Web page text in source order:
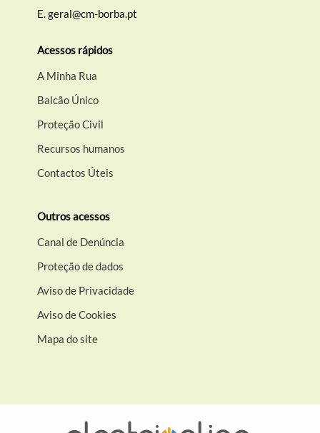
E.geral@cm-borba.pt
Acessos rápidos
A Minha Rua
Balcão Único
Proteção Civil
Recursos humanos
Contactos Úteis
Outros acessos
Canal de Denúncia
Proteção de dados
Aviso de Privacidade
Aviso de Cookies
Mapa do site